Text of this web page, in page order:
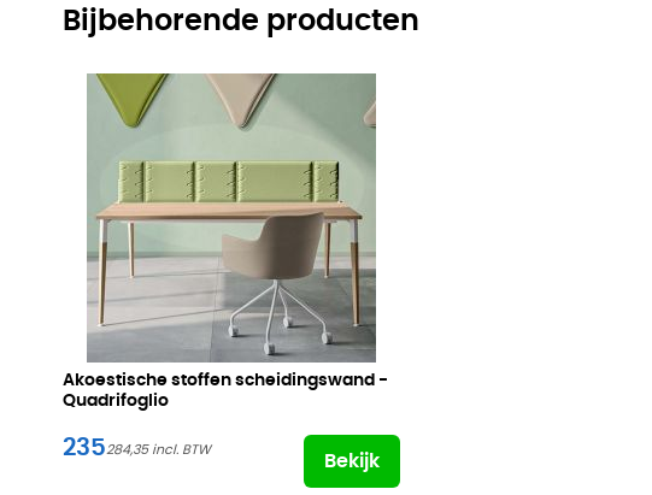
Bijbehorende producten
Akoestische stoffen scheidingswand -
Quadrifoglio
235284,35
Bekijk